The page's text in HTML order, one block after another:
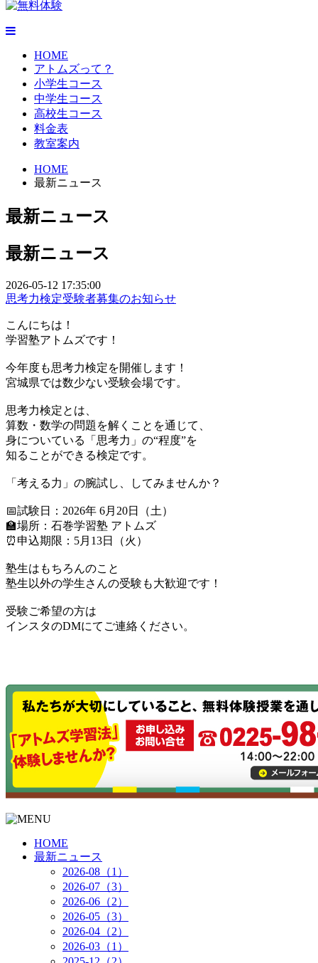
HOME
アトムズって？
小学生コース
中学生コース
高校生コース
料金表
教室案内
HOME
最新ニュース
最新ニュース
最新ニュース
2026-05-12 17:35:00
思考力検定受験者募集のお知らせ
こんにちは！
学習塾アトムズです！
今年度も思考力検定を開催します！
宮城県では数少ない受験会場です。
思考力検定とは、
算数・数学の問題を解くことを通じて、
身についている「思考力」の“程度”を
知ることができる検定です。
「考える力」の腕試し、してみませんか？
📅試験日：2026年 6月20日（土）
🏫場所：石巻学習塾 アトムズ
⏰申込期限：5月13日（火）
塾生はもちろんのこと
塾生以外の学生さんの受験も大歓迎です！
受験ご希望の方は
インスタのDMにてご連絡ください。
HOME
最新ニュース
2026-08（1）
2026-07（3）
2026-06（2）
2026-05（3）
2026-04（2）
2026-03（1）